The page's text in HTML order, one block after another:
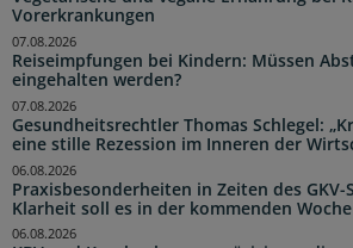
Vorerkrankungen
Reiseimpfungen bei Kindern: Müssen
eingehalten werden?
07.08.2026
Gesundheitsrechtler Thomas Schlegel:
eine stille Rezession im Inneren der
07.08.2026
Praxisbesonderheiten in Zeiten des GKV-
Klarheit soll es in der kommenden
06.08.2026
06.08.2026